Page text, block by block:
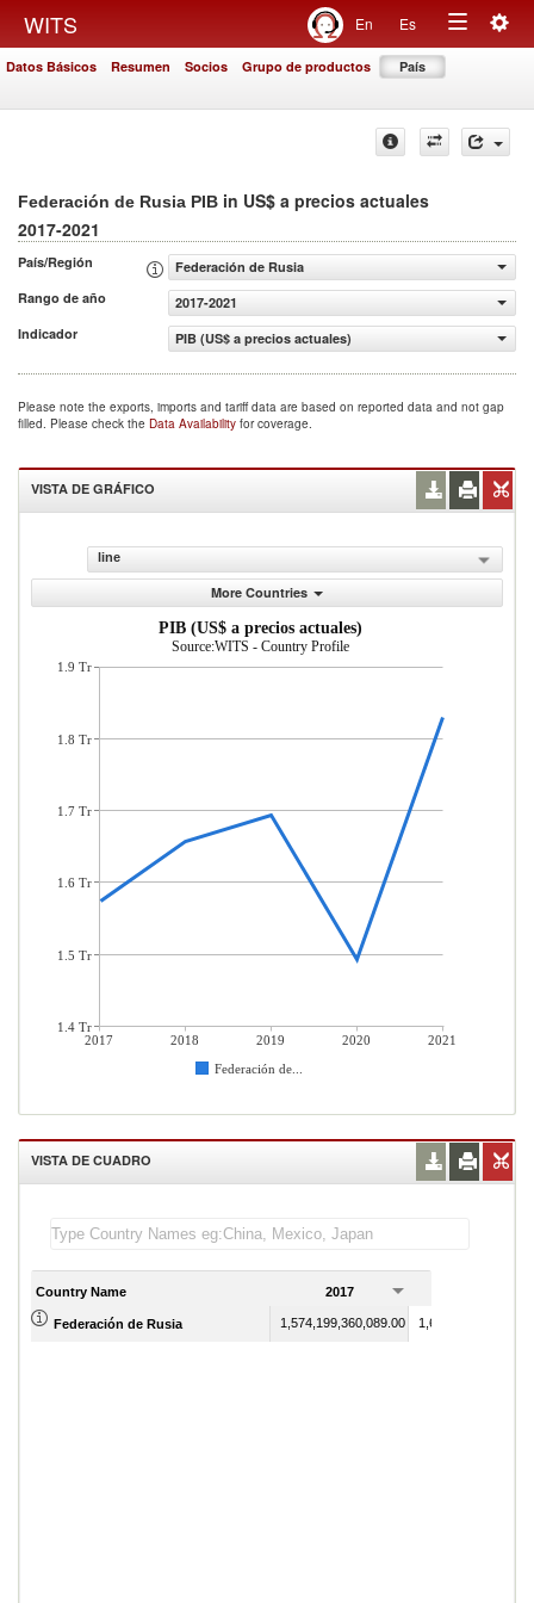
WITS En Es
Toggle
Datos Básicos Resumen Socios Grupo de productos País
Federación de Rusia PIB in US$ a precios actuales
2017-2021
País/Región
Federación de Rusia
Rango de año
2017-2021
Indicador
PIB (US$ a precios actuales)
Please note the exports, imports and tariff data are based on reported data and not gap
filled. Please check the Data Availability for coverage.
VISTA DE GRÁFICO
line
More Countries
PIB (US$ a precios actuales)
Source:WITS - Country Profile
2017 2018 2019 2020
2021
Federación de...
1.9 Tr
1.8 Tr
1.7 Tr
1.6 Tr
1.5 Tr
1.4 Tr
VISTA DE CUADRO
Country Name 2017
Federación de Rusia 1,574,199,360,089.00